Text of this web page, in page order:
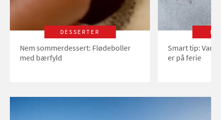
DESSERTER
Nem sommerdessert: Flødeboller
med bærfyld
Smart tip:
er på ferie